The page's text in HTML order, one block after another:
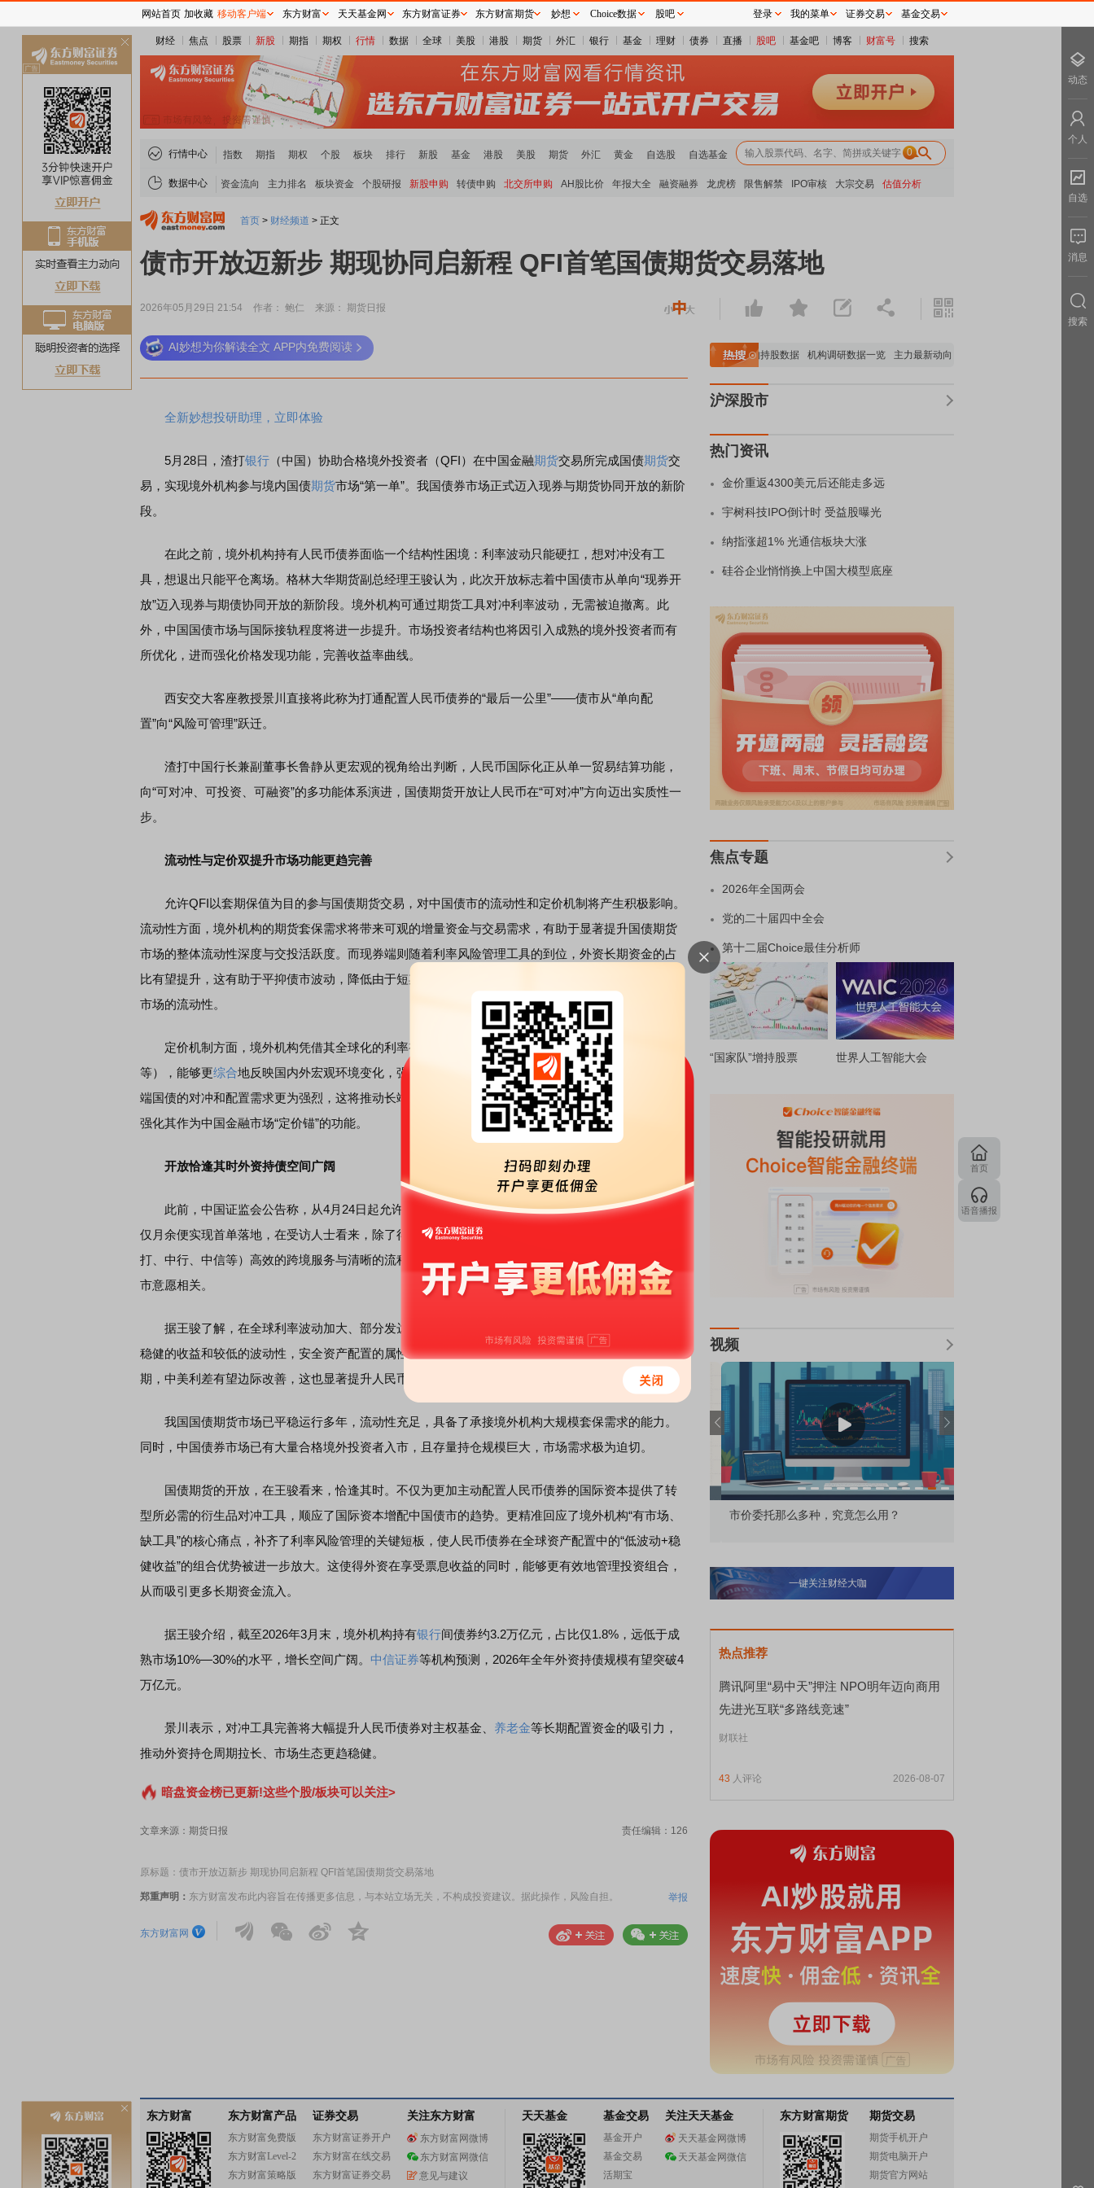
财经 焦点 股票 新股 期指 期权 行情 数据 全球 美股 港股 期货 外汇 银行 基金 理财 债券 直播 股吧 基金吧 博客 财富号 搜索
行情中心 指数 期指 期权 个股 板块 排行 新股 基金 港股 美股 期货 外汇 黄金 自选股 自选基金 0
数据中心 资金流向 主力排名 板块资金 个股研报 新股申购 转债申购 北交所申购 AH股比价 年报大全 融资融券 龙虎榜 限售解禁 IPO审核 大宗交易 估值分析
首页 > 财经频道 > 正文
债市开放迈新步 期现协同启新程 QFI首笔国债期货交易落地
2026年05月29日 21:54 作者： 鲍仁 来源： 期货日报
AI妙想为你解读全文 APP内免费阅读
全新妙想投研助理，立即体验
5月28日，渣打银行 （中国）协助合格境外投资者（QFI）在中国金融期货交易所完成国债期货交
易，实现境外机构参与境内国债期货市场“第一单”。我国债券市场正式迈入现券与期货协同开放的新阶
段。
在此之前，境外机构持有人民币债券面临一个结构性困境：利率波动只能硬扛，想对冲没有工
具，想退出只能平仓离场。格林大华期货副总经理王骏认为，此次开放标志着中国债市从单向“现券开
放”迈入现券与期债协同开放的新阶段。境外机构可通过期货工具对冲利率波动，无需被迫撤离。此
外，中国国债市场与国际接轨程度将进一步提升。市场投资者结构也将因引入成熟的境外投资者而有
所优化，进而强化价格发现功能，完善收益率曲线。
西安交大客座教授景川直接将此称为打通配置人民币债券的“最后一公里”——债市从“单向配
置”向“风险可管理”跃迁。
渣打中国行长兼副董事长鲁静从更宏观的视角给出判断，人民币国际化正从单一贸易结算功能，
向“可对冲、可投资、可融资”的多功能体系演进，国债期货开放让人民币在“可对冲”方向迈出实质性一
步。
流动性与定价双提升市场功能更趋完善
允许QFI以套期保值为目的参与国债期货交易，对中国债市的流动性和定价机制将产生积极影响。
流动性方面，境外机构的期货套保需求将带来可观的增量资金与交易需求，有助于显著提升国债期货
市场的整体流动性深度与交投活跃度。而现券端则随着利率风险管理工具的到位，外资长期资金的占
比有望提升，这有助于平抑债市波动，降低由于短期利率变化引发的大规模抛售风险，从而改善现券
市场的流动性。
定价机制方面，境外机构凭借其全球化的利率视角和成熟的交易策略（如久期管理、跨品种套利
等），能够更综合地反映国内外宏观环境变化，强化期货市场的价格发现功能。同时，境外机构对长
端国债的对冲和配置需求更为强烈，这将推动长端利率定价更趋合理，进一步完善国债收益率曲线，
强化其作为中国金融市场“定价锚”的功能。
开放恰逢其时外资持债空间广阔
此前，中国证监会公告称，从4月24日起允许QFI以套期保值为目的参与国债期货交易。政策发布
仅月余便实现首单落地，在受访人士看来，除了得益于多部门的联合推动，以及相关金融机构（如渣
打、中行、中信等）高效的跨境服务与清晰的流程指引外，更与近期国际资本不断上升的配置中国债
市意愿相关。
据王骏了解，在全球利率波动加大、部分发达经济体债务高企的背景下，人民币债券凭借其相对
稳健的收益和较低的波动性，安全资产配置的属性日益凸显。此外，随着今年美联储临近降息预期周
期，中美利差有望边际改善，这也显著提升人民币资产的吸引力。
我国国债期货市场已平稳运行多年，流动性充足，具备了承接境外机构大规模套保需求的能力。
同时，中国债券市场已有大量合格境外投资者入市，且存量持仓规模巨大，市场需求极为迫切。
国债期货的开放，在王骏看来，恰逢其时。不仅为更加主动配置人民币债券的国际资本提供了转
型所必需的衍生品对冲工具，顺应了国际资本增配中国债市的趋势。更精准回应了境外机构“有市场、
缺工具”的核心痛点，补齐了利率风险管理的关键短板，使人民币债券在全球资产配置中的“低波动+稳
健收益”的组合优势被进一步放大。这使得外资在享受票息收益的同时，能够更有效地管理投资组合，
从而吸引更多长期资金流入。
据王骏介绍，截至2026年3月末，境外机构持有银行间债券约3.2万亿元，占比仅1.8%，远低于成
熟市场10%—30%的水平，增长空间广阔。 中信证券等机构预测，2026年全年外资持债规模有望突破4
万亿元。
景川表示，对冲工具完善将大幅提升人民币债券对主权基金、 养老金等长期配置资金的吸引力，
推动外资持仓周期拉长、市场生态更趋稳健。
暗盘资金榜已更新!这些个股/板块可以关注>
文章来源：期货日报 责任编辑：126
原标题：债市开放迈新步 期现协同启新程 QFI首笔国债期货交易落地
郑重声明： 东方财富发布此内容旨在传播更多信息，与本站立场无关，不构成投资建议。据此操作，风险自担。 举报
东方财富网
稀土板块领涨 重要机构持股数据 机构调研数据一览 主力最新动向 上市公司限售股解禁一览
沪深股市
热门资讯
金价重返4300美元后还能走多远
宇树科技IPO倒计时 受益股曝光
纳指涨超1% 光通信板块大涨
硅谷企业悄悄换上中国大模型底座
焦点专题
2026年全国两会
党的二十届四中全会
第十二届Choice最佳分析师
“国家队”增持股票 世界人工智能大会
视频
连线｜东方财富证券陈果：A股再平衡的
债券知识通识：从基础认知到特色品种 了解北交所知识 做理性投资者 市价委托那么多种，究竟怎么用？
一键关注财经大咖
热点推荐
腾讯阿里“易中天”押注 NPO明年迈向商用
先进光互联“多路线竞速”
财联社
43 人评论 2026-08-07
首页
语音播报
东方财富 东方财富产品
东方财富免费版
东方财富Level-2
东方财富策略版
证券交易
东方财富证券开户
东方财富在线交易
东方财富证券交易
关注东方财富
东方财富网微博
东方财富网微信
意见与建议
天天基金 基金交易
基金开户
基金交易
活期宝
关注天天基金
天天基金网微博
天天基金网微信
东方财富期货 期货交易
期货手机开户
期货电脑开户
期货官方网站
网站首页 加收藏 移动客户端 东方财富 天天基金网 东方财富证券 东方财富期货 妙想 Choice数据 股吧 登录 我的菜单 证券交易 基金交易
动态
个人
自选
消息
搜索
关